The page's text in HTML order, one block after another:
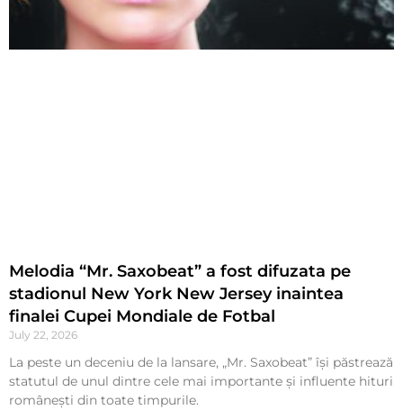
Melodia “Mr. Saxobeat” a fost difuzata pe
stadionul New York New Jersey inaintea
finalei Cupei Mondiale de Fotbal
July 22, 2026
La peste un deceniu de la lansare, „Mr. Saxobeat” își păstrează
statutul de unul dintre cele mai importante și influente hituri
românești din toate timpurile.